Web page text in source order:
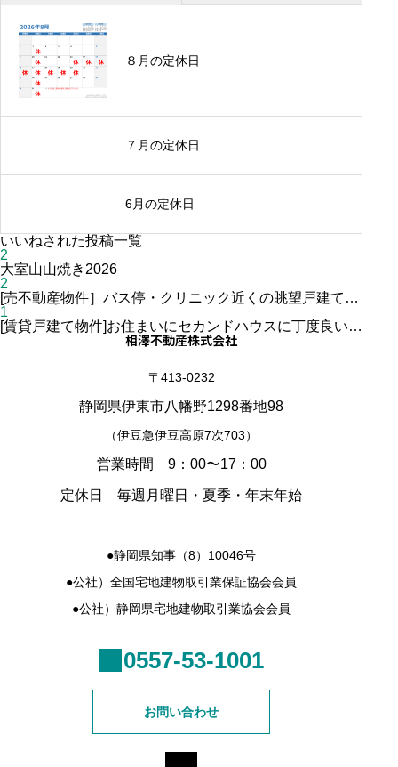
８月の定休日
７月の定休日
6月の定休日
いいねされた投稿一覧
2
大室山山焼き2026
2
[売不動産物件］バス停・クリニック近くの眺望戸建て投
稿サンプル3
1
[賃貸戸建て物件]お住まいにセカンドハウスに丁度良い広
相澤不動産株式会社
〒413-0232
静岡県伊東市八幡野1298番地98
（伊豆急伊豆高原7次703）
営業時間 9：00〜17：00
定休日 毎週月曜日・夏季・年末年始
●静岡県知事（8）10046号
●公社）全国宅地建物取引業保証協会会員
●公社）静岡県宅地建物取引業協会会員
0557-53-1001
お問い合わせ